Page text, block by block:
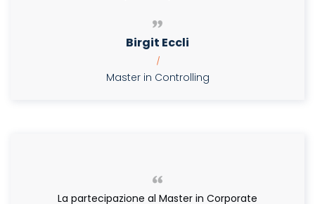
Birgit Eccli
|
Master in Controlling
La partecipazione al Master in Corporate